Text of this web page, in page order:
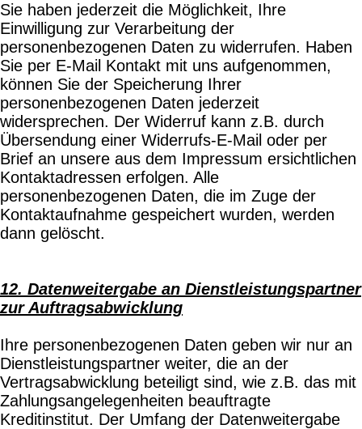
Sie haben jederzeit die Möglichkeit, Ihre
Einwilligung zur Verarbeitung der
personenbezogenen Daten zu widerrufen. Haben
Sie per E-Mail Kontakt mit uns aufgenommen,
können Sie der Speicherung Ihrer
personenbezogenen Daten jederzeit
widersprechen. Der Widerruf kann z.B. durch
Übersendung einer Widerrufs-E-Mail oder per
Brief an unsere aus dem Impressum ersichtlichen
Kontaktadressen erfolgen. Alle
personenbezogenen Daten, die im Zuge der
Kontaktaufnahme gespeichert wurden, werden
dann gelöscht.
12. Datenweitergabe an Dienstleistungspartner
zur Auftragsabwicklung
Ihre personenbezogenen Daten geben wir nur an
Dienstleistungspartner weiter, die an der
Vertragsabwicklung beteiligt sind, wie z.B. das mit
Zahlungsangelegenheiten beauftragte
Kreditinstitut. Der Umfang der Datenweitergabe